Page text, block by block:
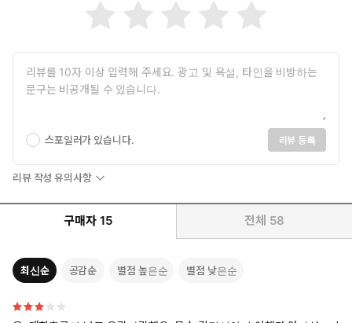
스포일러가 있습니다. 리뷰 등록
리뷰 작성 유의사항
구매자 15 전체 58
최신순 공감순 별점 높은순 별점 낮은순